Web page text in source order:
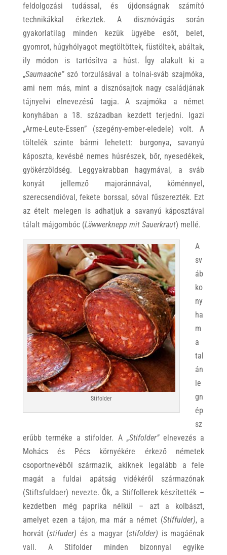
feldolgozási tudással, és újdonságnak számító
technikákkal érkeztek. A disznóvágás során
gyakorlatilag minden kezük ügyébe esőt, belet,
gyomrot, húgyhólyagot megtöltöttek, füstöltek, abáltak,
ily módon is tartósítva a húst. Így alakult ki a
„Saumaache”szó torzulásával a tolnai-sváb szajmóka,
ami nem más, mint a disznósajtok nagy családjának
tájnyelvi elnevezésű tagja. A szajmóka a német
konyhában a 18. században kezdett terjedni. Igazi
„Arme-Leute-Essen” (szegény-ember-eledele) volt. A
töltelék szinte bármi lehetett: burgonya, savanyú
káposzta, kevésbé nemes húsrészek, bőr, nyesedékek,
gyökérzöldség. Leggyakrabban hagymával, a sváb
konyát jellemző majoránnával, köménnyel,
szerecsendióval, fekete borssal, sóval fűszerezték. Ezt
az ételt melegen is adhatjuk a savanyú káposztával
tálalt májgombóc (Läwwerknepp mit Sauerkraut) mellé.
Stifolder
A
sv
áb
ko
ny
ha
m
a
tal
án
le
gn
ép
sz
erűbb terméke a stifolder. A „Stifolder”elnevezés a
Mohács és Pécs környékére érkező németek
csoportnevéből származik, akiknek legalább a fele
magát a fuldai apátság vidékéről származónak
(Stiftsfuldaer) nevezte. Ők, a Stiffollerek készítették –
kezdetben még paprika nélkül – azt a kolbászt,
amelyet ezen a tájon, ma már a német (Stiffulder), a
horvát (stifuder)és a magyar (stifolder) is magáénak
vall. A Stifolder minden bizonnyal egyike